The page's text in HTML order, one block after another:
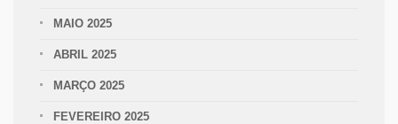
MAIO 2025
ABRIL 2025
MARÇO 2025
FEVEREIRO 2025